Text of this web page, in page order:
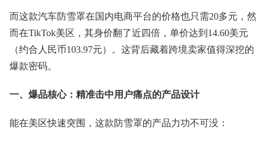
而这款汽车防雪罩在国内电商平台的价格也只需20多元，然
而在TikTok美区，其身价翻了近四倍，单价达到14.60美元
（约合人民币103.97元）。这背后藏着跨境卖家值得深挖的
爆款密码。
一、爆品核心：精准击中用户痛点的产品设计
能在美区快速突围，这款防雪罩的产品力功不可没：